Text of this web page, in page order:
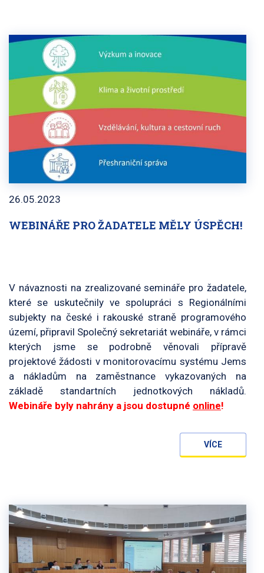
WEBINÁŘE PRO ŽADATELE MĚLY ÚSPĚCH!
26.05.2023
V návaznosti na zrealizované semináře pro žadatele,
které se uskutečnily ve spolupráci s Regionálními
subjekty na české i rakouské straně programového
území, připravil Společný sekretariát webináře, v rámci
kterých jsme se podrobně věnovali přípravě
projektové žádosti v monitorovacímu systému Jems
a nákladům na zaměstnance vykazovaných na
základě standartních jednotkových nákladů.
Webináře byly nahrány a jsou dostupné online!
VÍCE